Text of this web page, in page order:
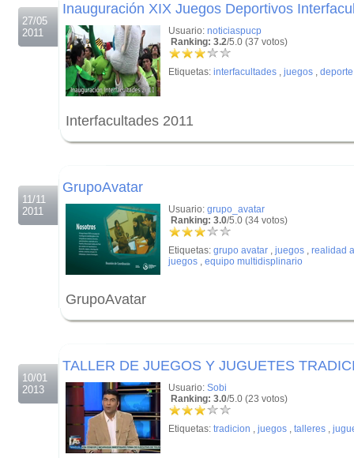
27/05
2011
Inauguración XIX Juegos Deportivos
Usuario: noticiaspucp
Ranking: 3.2/5.0 (37 votos)
Etiquetas: interfacultades , juegos , deporte
Interfacultades 2011
11/11
2011
GrupoAvatar
Usuario: grupo_avatar
Ranking: 3.0/5.0 (34 votos)
Etiquetas: grupo avatar , juegos , realidad
juegos , equipo multidisplinario
GrupoAvatar
10/01
2013
TALLER DE JUEGOS Y JUGUETES
Usuario: Sobi
Ranking: 3.0/5.0 (23 votos)
Etiquetas: tradicion , juegos , talleres ,